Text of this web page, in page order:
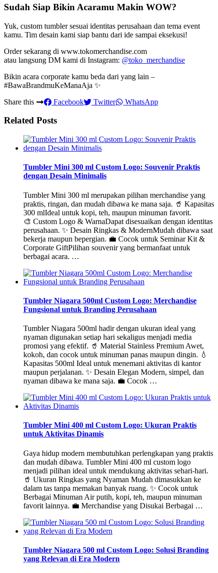
Sudah Siap Bikin Acaramu Makin WOW?
Yuk, custom tumbler sesuai identitas perusahaan dan tema event
kamu. Tim desain kami siap bantu dari ide sampai eksekusi!
Order sekarang di www.tokomerchandise.com
atau langsung DM kami di Instagram: @toko_merchandise
Bikin acara corporate kamu beda dari yang lain –
#BawaBrandmuKeManaAja ✨
Share this
Facebook Twitter WhatsApp
Related Posts
Tumbler Mini 300 ml Custom Logo: Souvenir Praktis
dengan Desain Minimalis
Tumbler Mini 300 ml merupakan pilihan merchandise yang
praktis, ringan, dan mudah dibawa ke mana saja. 🥤 Kapasitas
300 mlIdeal untuk kopi, teh, maupun minuman favorit.
🎨 Custom Logo & WarnaDapat disesuaikan dengan identitas
perusahaan. ✨ Desain Ringkas & ModernMudah dibawa saat
bekerja maupun bepergian. 💼 Cocok untuk Seminar Kit &
Corporate GiftPilihan souvenir yang bermanfaat untuk
berbagai acara. …
Tumbler Niagara 500ml Custom Logo: Merchandise
Fungsional untuk Branding Perusahaan
Tumbler Niagara 500ml hadir dengan ukuran ideal yang
nyaman digunakan setiap hari sekaligus menjadi media
promosi yang efektif. 🥤 Material Stainless Premium Awet,
kokoh, dan cocok untuk minuman panas maupun dingin. 💧
Kapasitas 500ml Ideal untuk menemani aktivitas di kantor
maupun perjalanan. ✨ Desain Elegan Modern, simpel, dan
nyaman dibawa ke mana saja. 💼 Cocok …
Tumbler Mini 400 ml Custom Logo: Ukuran Praktis
untuk Aktivitas Dinamis
Gaya hidup modern membutuhkan perlengkapan yang praktis
dan mudah dibawa. Tumbler Mini 400 ml custom logo
menjadi pilihan ideal untuk mendukung aktivitas sehari-hari.
🥤 Ukuran Ringkas yang Nyaman Mudah dimasukkan ke
dalam tas tanpa memakan banyak ruang. ✨ Cocok untuk
Berbagai Minuman Air putih, kopi, teh, maupun minuman
favorit lainnya. 💼 Merchandise yang Disukai Berbagai …
Tumbler Niagara 500 ml Custom Logo: Solusi Branding
yang Relevan di Era Modern